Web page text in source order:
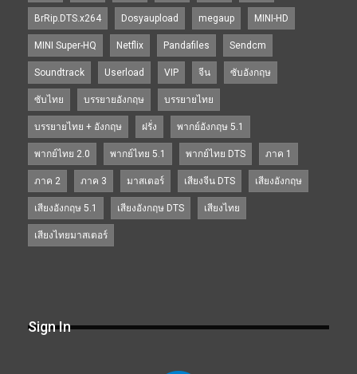
BrRip.DTS.x264 Dosyaupload megaup MINI-HD
MINI Super-HQ Netflix Pandafiles Sendcm
Soundtrack Userload VIP จีน ซับอังกฤษ
ซับไทย บรรยายอังกฤษ บรรยายไทย
บรรยายไทย + อังกฤษ ฝรั่ง พากย์อังกฤษ 5.1
พากย์ไทย 2.0 พากย์ไทย 5.1 พากย์ไทย DTS ภาค 1
ภาค 2 ภาค 3 มาสเตอร์ เสียงจีน DTS เสียงอังกฤษ
เสียงอังกฤษ 5.1 เสียงอังกฤษ DTS เสียงไทย
เสียงไทยมาสเตอร์
Sign In